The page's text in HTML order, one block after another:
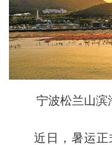
宁波松兰山滨
近日，暑运正